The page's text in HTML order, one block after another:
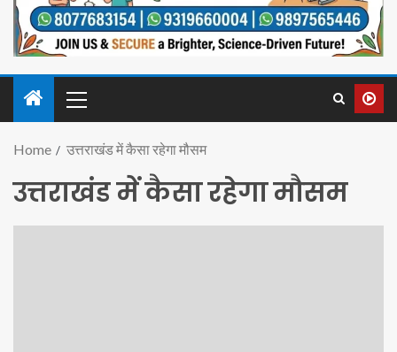
Home उत्तराखंड में कैसा रहेगा मौसम
उत्तराखंड में कैसा रहेगा मौसम